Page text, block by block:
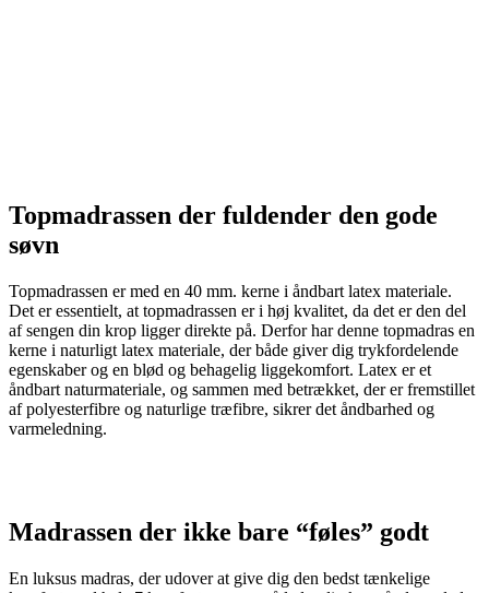
Topmadrassen der fuldender den gode
søvn
Topmadrassen er med en 40 mm. kerne i åndbart latex materiale.
Det er essentielt, at topmadrassen er i høj kvalitet, da det er den del
af sengen din krop ligger direkte på. Derfor har denne topmadras en
kerne i naturligt latex materiale, der både giver dig trykfordelende
egenskaber og en blød og behagelig liggekomfort. Latex er et
åndbart naturmateriale, og sammen med betrækket, der er fremstillet
af polyesterfibre og naturlige træfibre, sikrer det åndbarhed og
varmeledning.
Madrassen der ikke bare “føles” godt
En luksus madras, der udover at give dig den bedst tænkelige